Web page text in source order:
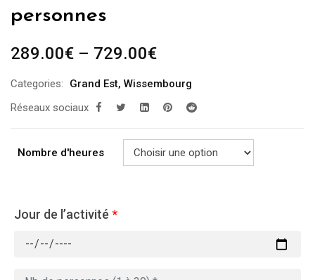
personnes
289.00€ – 729.00€
Categories: Grand Est, Wissembourg
Réseaux sociaux
Nombre d'heures
Jour de l’activité *